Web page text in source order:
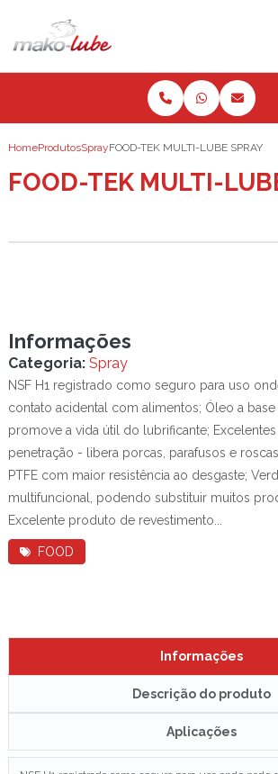
HomeProdutosSprayFOOD-TEK MULTI-LUBE SPRAY
FOOD-TEK MULTI-
Informações
Categoria: Spray
NSF H1 registrado como seguro para uso
contato acidental com alimentos; Óleo a
promove a vida útil do lubrificante;
penetração - libera porcas, parafusos e
PTFE com maior resistência ao desgaste;
multifuncional, podendo substituir muitos
Excelente produto de revestimento...
FOOD
Informações
Descrição do produto
Aplicações